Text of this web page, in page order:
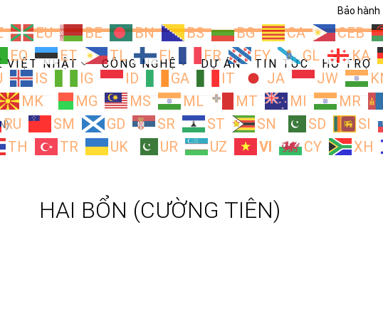
Bảo hành
EU BE BN BS BG CA CEB
EO ET TL FI FR FY GL KA
IS IG ID GA IT JA JW
MK MG MS ML MT MI MR
RU SM GD SR ST SN SD SI
TH TR UK UR UZ VI CY XH
VIỆT NHẬT CÔNG NGHỆ DỰ ÁN TIN TỨC HỖ TRỢ
HAI BỔN (CƯỜNG TIÊN)